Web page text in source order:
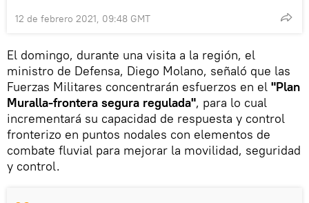
12 de febrero 2021, 09:48 GMT
El domingo, durante una visita a la región, el
ministro de Defensa, Diego Molano, señaló que las
Fuerzas Militares concentrarán esfuerzos en el "Plan
Muralla-frontera segura regulada", para lo cual
incrementará su capacidad de respuesta y control
fronterizo en puntos nodales con elementos de
combate fluvial para mejorar la movilidad, seguridad
y control.